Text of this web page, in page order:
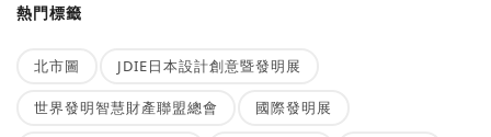
熱門標籤
北市圖 JDIE日本設計創意暨發明展
世界發明智慧財產聯盟總會 國際發明展